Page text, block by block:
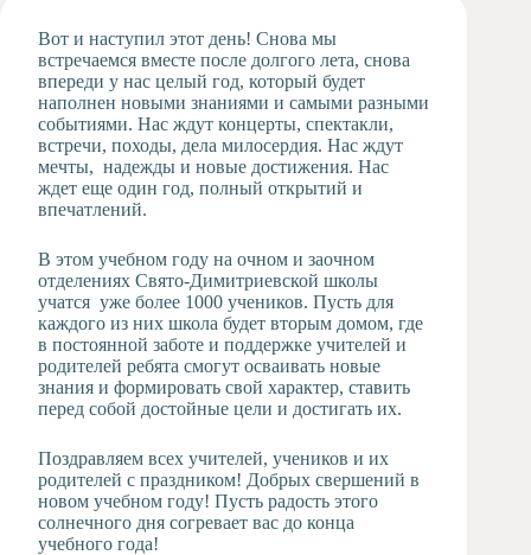
студия
Музыкальное
отделение
Психологическая
Служба
Тьюторская
служба
Вот и наступил этот день! Снова мы
встречаемся вместе после долгого лета, снова
впереди у нас целый год, который будет
наполнен новыми знаниями и самыми разными
событиями. Нас ждут концерты, спектакли,
встречи, походы, дела милосердия. Нас ждут
мечты, надежды и новые достижения. Нас
ждет еще один год, полный открытий и
впечатлений.
В этом учебном году на очном и заочном
отделениях Свято-Димитриевской школы
учатся уже более 1000 учеников. Пусть для
каждого из них школа будет вторым домом, где
в постоянной заботе и поддержке учителей и
родителей ребята смогут осваивать новые
знания и формировать свой характер, ставить
перед собой достойные цели и достигать их.
Поздравляем всех учителей, учеников и их
родителей с праздником! Добрых свершений в
новом учебном году! Пусть радость этого
солнечного дня согревает вас до конца
учебного года!